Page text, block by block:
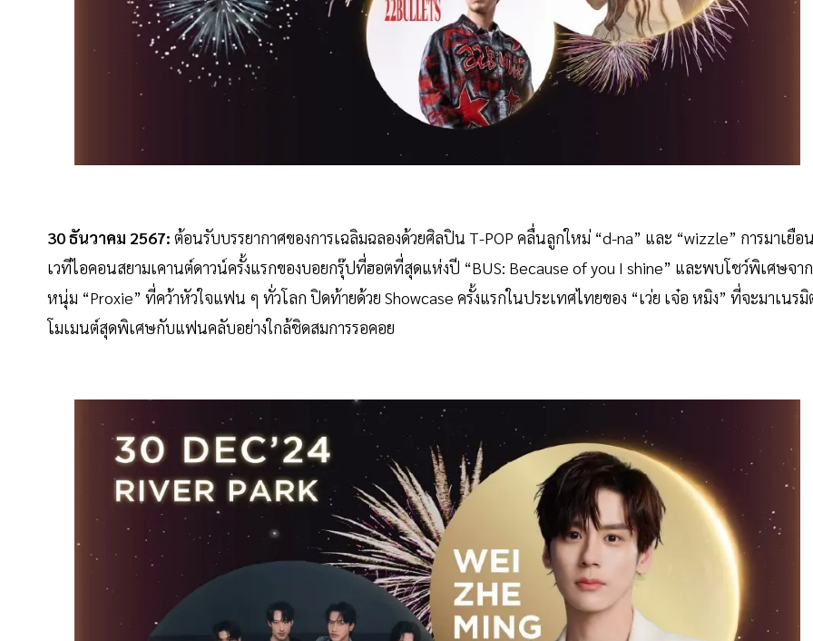
30 ธันวาคม 2567: ต้อนรับบรรยากาศของการเฉลิมฉลองด้วยศิลปิน T-POP คลื่นลูกใหม่ “d-na” และ “wizzle” การมาเยือ
เวทีไอคอนสยามเคานต์ดาวน์ครั้งแรกของบอยกรุ๊ปที่ฮอตที่สุดแห่งปี “BUS: Because of you I shine” และพบโชว์พิเศษจา
หนุ่ม “Proxie” ที่คว้าหัวใจแฟน ๆ ทั่วโลก ปิดท้ายด้วย Showcase ครั้งแรกในประเทศไทยของ “เว่ย เจ๋อ หมิง” ที่จะมาเนรมิ
โมเมนต์สุดพิเศษกับแฟนคลับอย่างใกล้ชิดสมการรอคอย